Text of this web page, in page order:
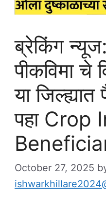
ब्रेकिंग
पीकविमा
या
पहा Crop
October 27, 2025